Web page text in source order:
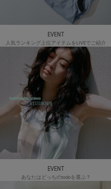
EVENT
人気ランキング上位アイテムをLIVEでご紹介
EVENT
あなたはどっちのtodoを選ぶ？